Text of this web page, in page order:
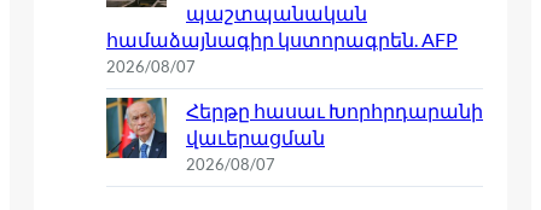
պաշտպանական
համաձայնագիր կստորագրեն. AFP
2026/08/07
Հերթը հասաւ Խորհրդարանի
վաւերացման
2026/08/07